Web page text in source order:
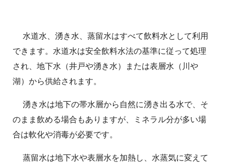
水道水、湧き水、蒸留水はすべて飲料水として利用
できます。水道水は安全飲料水法の基準に従って処理
され、地下水（井戸や湧き水）または表層水（川や
湖）から供給されます。
湧き水は地下の帯水層から自然に湧き出る水で、そ
のまま飲める場合もありますが、ミネラル分が多い場
合は軟化や消毒が必要です。
蒸留水は地下水や表層水を加熱し、水蒸気に変えて